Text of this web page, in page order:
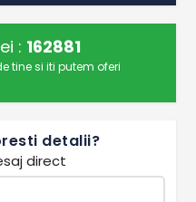
: 162881
tine si iti putem oferi
detalii?
direct